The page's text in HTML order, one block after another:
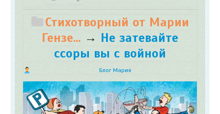
Стихотворный от Марии
Гензе... → Не затевайте
ссоры вы с войной
Блог Мария